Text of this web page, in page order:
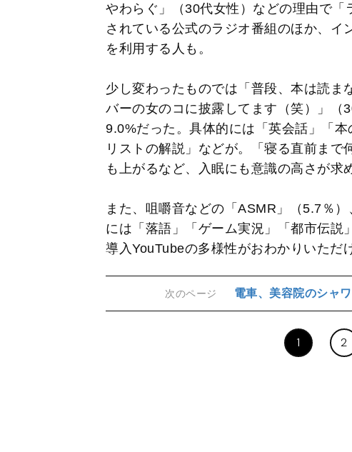
やわらぐ」（30代女性）などの理由で
されている公式のラジオ番組のほか、イ
を利用する人も。
少し変わったものでは「普段、本は読ま
バーの女のコに披露してます（笑）」（
9.0%だった。具体的には「英会話」「
リストの解説」などが。「寝る直前ま
も上がるなど、入眠にも意識の高さが求
また、咀嚼音などの「ASMR」（5.7％
には「落語」「ゲーム実況」「都市伝説
導入YouTubeの多様性がおわかりいただ
次のページ 電車、美容院のシャ
1 2